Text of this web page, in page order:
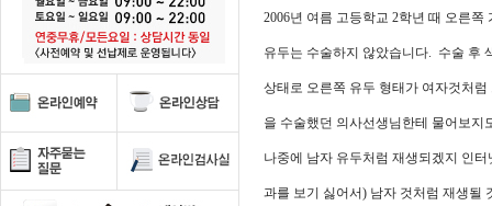
2006년 여름 고등학교 2학년 때 오른
유두는 수술하지 않았습니다. 수술 후
상태로 오른쪽 유두 형태가 여자것처
을 수술했던 의사선생님한테 물어보
나중에 남자 유두처럼 재생되겠지 인
과를 보기 싫어서) 남자 것처럼 재생될